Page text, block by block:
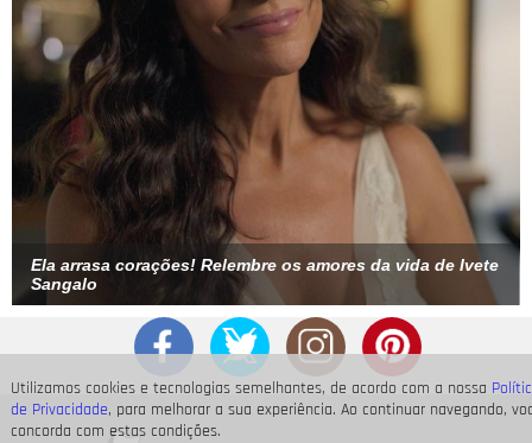
Utilizamos cookies e tecnologias semelhantes, de acordo com a nossa
de Privacidade, para melhorar a sua experiência. Ao continuar navegando,
concorda com estas condições.
Ela arrasa corações! Relembre os amores da vida de Ivete
Sangalo